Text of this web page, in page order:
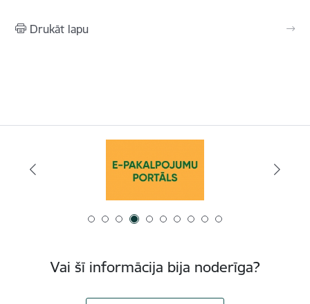
Drukāt lapu
Vai šī informācija bija noderīga?